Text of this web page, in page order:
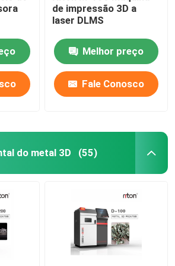
de fios DMIS-V1
de fios DMIS-V1
de fios DMIS-V1
de impressão 3D a
laser DLMS
Melhor preço
Fale Conosco
do metal 3D (55)